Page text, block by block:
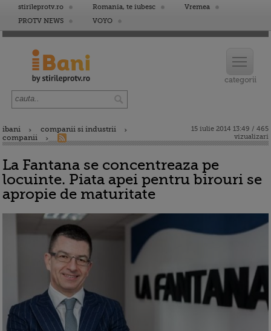
stirileprotv.ro Romania, te iubesc
Vremea
PROTV NEWS
VOYO
ibani
companii si industrii
companii
15 iulie 2014 13:49 / 465
vizualizari
La Fantana se concentreaza pe
locuinte. Piata apei pentru birouri se
apropie de maturitate